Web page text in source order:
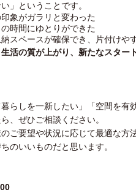
」ということです。
象がガラリと変わった
時間にゆとりができた
スペースが確保でき、片付けや
生活の質が上がり、新たなスター
らしを一新したい」「空間を有
、ぜひご相談ください。
ご要望や状況に応じて最適な方
のいいものだと思います。